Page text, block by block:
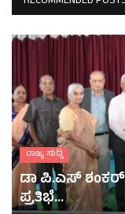
ರಾಜ್ಯ ಸುದ್ದಿ
ಡಾ ಪಿ.ಎಸ್ ಶಂಕರ್
ಪ್ರತಿಭೆ...